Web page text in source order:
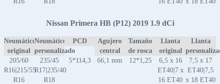
Nissan Primera HB (P12) 2019 1.9 dCi
Neumático
original
Neumático
personalizado
PCD
Agujero
central
Tamaño
de rosca
Llanta
original
Llanta
205/60
R16|215/55
R16
235/45
R17|235/40
R18
5*114,3 66,1 mm 12*1,25
6,5 x 16
ET40|7 x
16 ET40
7,5 x 17
ET40|7,5
x 18 ET40